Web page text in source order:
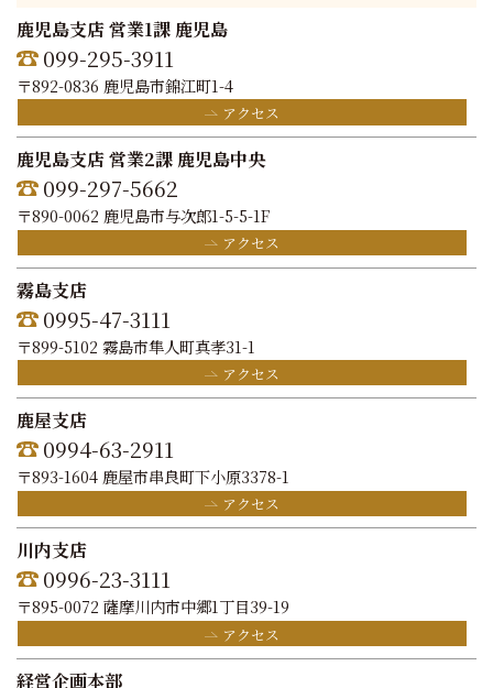
鹿児島支店 営業1課 鹿児島
099-295-3911
〒892-0836 鹿児島市錦江町1-4
アクセス
鹿児島支店 営業2課 鹿児島中央
099-297-5662
〒890-0062 鹿児島市与次郎1-5-5-1F
アクセス
霧島支店
0995-47-3111
〒899-5102 霧島市隼人町真孝31-1
アクセス
鹿屋支店
0994-63-2911
〒893-1604 鹿屋市串良町下小原3378-1
アクセス
川内支店
0996-23-3111
〒895-0072 薩摩川内市中郷1丁目39-19
アクセス
経営企画本部